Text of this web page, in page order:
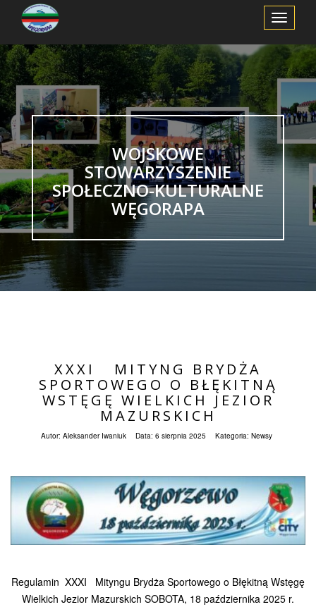
Toggle
Navigation
WOJSKOWE
STOWARZYSZENIE
SPOŁECZNO-KULTURALNE
WĘGORAPA
XXXI MITYNG BRYDŻA
SPORTOWEGO O BŁĘKITNĄ
WSTĘGĘ WIELKICH JEZIOR
MAZURSKICH
Autor: Aleksander Iwaniuk Data: 6 sierpnia 2025 Kategoria: Newsy
Regulamin XXXI Mityngu Brydża Sportowego o Błękitną Wstęgę
Wielkich Jezior Mazurskich SOBOTA, 18 października 2025 r.